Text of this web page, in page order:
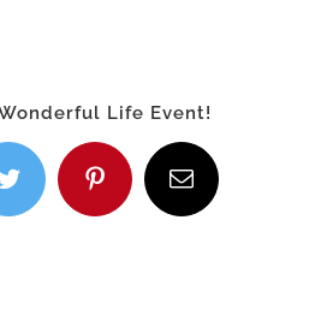
Life Event!
Twitter PinterestEmail